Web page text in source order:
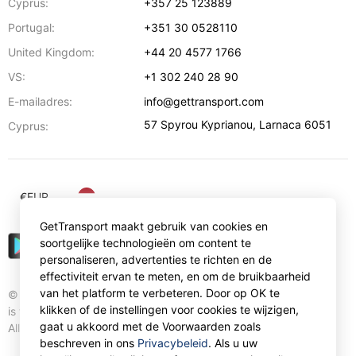
Cyprus:
+357 25 123889
Portugal:
+351 30 0528110
United Kingdom:
+44 20 4577 1766
VS:
+1 302 240 28 90
E-mailadres:
info@gettransport.com
Cyprus:
57 Spyrou Kyprianou, Larnaca 6051
© Gettransport International Limited. GetTransport®
is trademark of Gettransport International Limited.
All rights reserved.
€EUR
GetTransport maakt gebruik van cookies en
soortgelijke technologieën om content te
personaliseren, advertenties te richten en de
effectiviteit ervan te meten, en om de bruikbaarheid
van het platform te verbeteren. Door op OK te
klikken of de instellingen voor cookies te wijzigen,
gaat u akkoord met de Voorwaarden zoals
beschreven in ons Privacybeleid. Als u uw